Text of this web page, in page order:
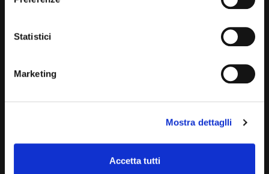
tutti” o selezionando le diverse categorie di cookies
Statistici
Marketing
Mostra dettaglli
Accetta tutti
Via Giuditta Pasta 2, Como (CO) 22100